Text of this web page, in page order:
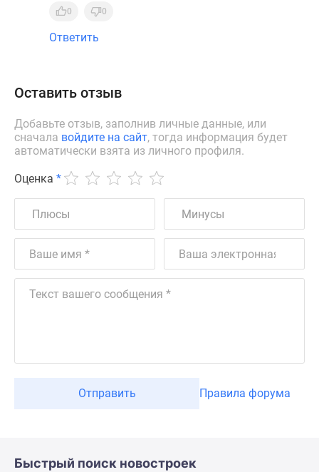
0 0
Ответить
Оставить отзыв
Добавьте отзыв, заполнив личные данные, или
сначала войдите на сайт, тогда информация будет
автоматически взята из личного профиля.
Оценка *
Отправить Правила форума
Быстрый поиск новостроек